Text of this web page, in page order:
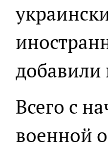
Всего с
военной